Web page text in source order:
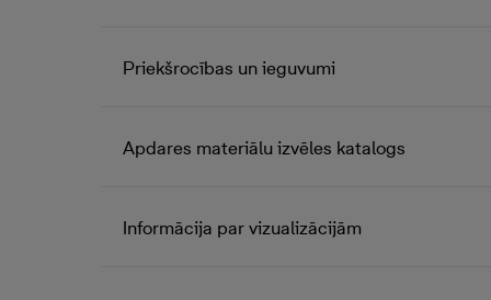
Priekšrocības un ieguvumi
Apdares materiālu izvēles katalogs
Informācija par vizualizācijām